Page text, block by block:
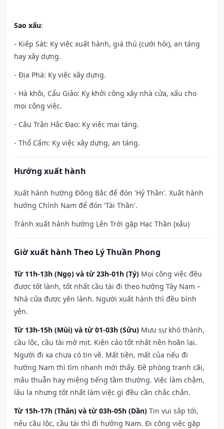
Sao xấu:
- Kiếp Sát: Kỵ việc xuất hành, giá thú (cưới hỏi), an táng
hay xây dựng.
- Địa Phá: Kỵ việc xây dựng.
- Hà khôi, Cẩu Giảo: Kỵ khởi công xây nhà cửa, xấu cho
mọi công việc.
- Câu Trận Hắc Đạo: Kỵ việc mai táng.
- Thổ Cẩm: Kỵ việc xây dựng, an táng.
Hướng xuất hành
Xuất hành hướng Đông Bắc để đón 'Hỷ Thần'. Xuất hành
hướng Chính Nam để đón 'Tài Thần'.
Tránh xuất hành hướng Lên Trời gặp Hạc Thần (xấu)
Giờ xuất hành Theo Lý Thuần Phong
Từ 11h-13h (Ngọ) và từ 23h-01h (Tý) Mọi công việc đều
được tốt lành, tốt nhất cầu tài đi theo hướng Tây Nam –
Nhà cửa được yên lành. Người xuất hành thì đều bình
yên.
Từ 13h-15h (Mùi) và từ 01-03h (Sửu) Mưu sự khó thành,
cầu lộc, cầu tài mờ mịt. Kiện cáo tốt nhất nên hoãn lại.
Người đi xa chưa có tin về. Mất tiền, mất của nếu đi
hướng Nam thì tìm nhanh mới thấy. Đề phòng tranh cãi,
mâu thuẫn hay miệng tiếng tầm thường. Việc làm chậm,
lâu la nhưng tốt nhất làm việc gì đều cần chắc chắn.
Từ 15h-17h (Thân) và từ 03h-05h (Dần) Tin vui sắp tới,
nếu cầu lộc, cầu tài thì đi hướng Nam. Đi công việc gặp